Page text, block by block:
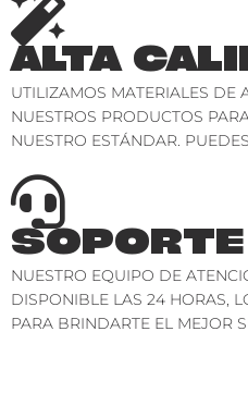
ALTA
UTILIZAMOS MATERIALES DE
NUESTROS PRODUCTOS
NUESTRO ESTÁNDAR.
NUESTRO EQUIPO DE
DISPONIBLE LAS 24 HORAS,
PARA BRINDARTE EL MEJOR